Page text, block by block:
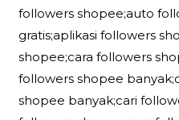
followers shopee;auto
gratis;aplikasi followers
shopee;cara followers
followers shopee
shopee banyak;cari